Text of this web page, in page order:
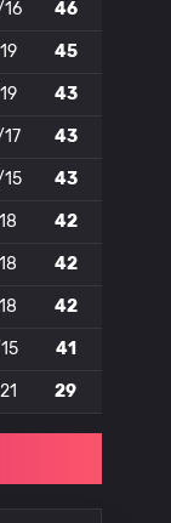
46
45
43
43
43
42
42
42
41
29